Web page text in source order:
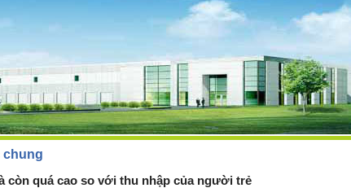
chung
còn quá cao so với thu nhập của người trẻ